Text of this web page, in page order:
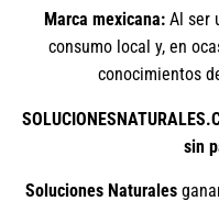
Marca mexicana:Al ser
consumo local y, en
conocimientos
sin
Soluciones Naturales